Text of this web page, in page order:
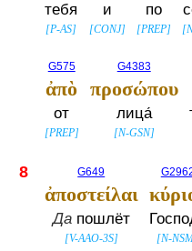
тебя
[P-AS]
и
[CONJ]
по
[PREP] [
G575
ἀπὸ
от
[PREP]
G4383
προσώπου
лица́
[N-GSN]
8 G649
ἀποστείλαι
Дапошлёт
[V-AAO-3S] [N-